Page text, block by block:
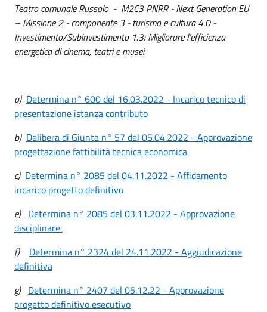
Teatro comunale Russolo - M2C3 PNRR - Next Generation EU
– Missione 2 - componente 3 - turismo e cultura 4.0 -
Investimento/Subinvestimento 1.3: Migliorare l’efficienza
energetica di cinema, teatri e musei
a) Determina n° 600 del 16.03.2022 - Incarico tecnico di
presentazione istanza contributo
b) Delibera di Giunta n° 57 del 05.04.2022 - Approvazione
progettazione fattibilità tecnica economica
c) Determina n° 2085 del 04.11.2022 - Affidamento
incarico progetto definitivo
e) Determina n° 2085 del 03.11.2022 - Approvazione
disciplinare
f)
Determina n° 2324 del 24.11.2022 - Aggiudicazione
definitiva
g) Determina n° 2407 del 05.12.22 - Approvazione
progetto definitivo esecutivo